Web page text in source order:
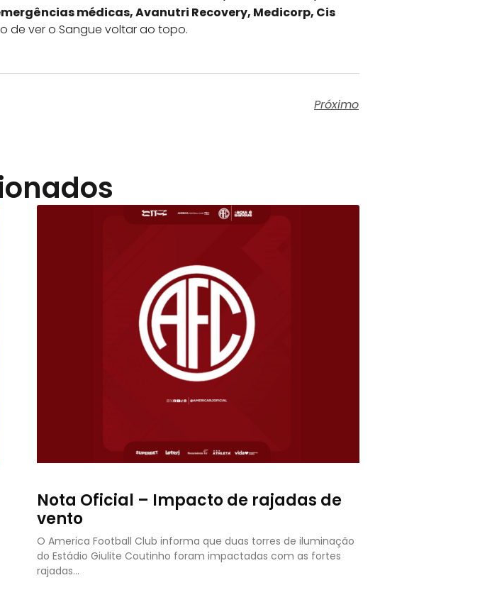
médicas, Avanutri Recovery, Medicorp, Cis
de ver o Sangue voltar ao topo.
Próximo
Nota Oficial – Impacto de rajadas de
vento
O America Football Club informa que duas torres de iluminação
do Estádio Giulite Coutinho foram impactadas com as fortes
rajadas…